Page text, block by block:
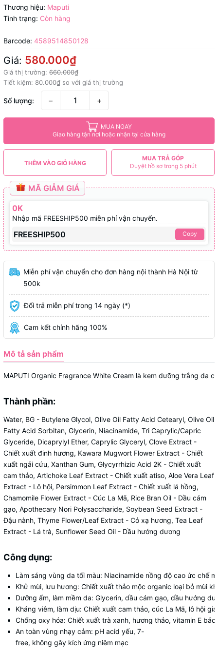
Thương hiệu: Maputi
Tình trạng: Còn hàng
Barcode: 4589514850128
Giá: 580.000₫
Giá thị trường: 660.000₫
Tiết kiệm: 80.000₫ so với giá thị trường
Số lượng: − +
MUA NGAY
Giao hàng tận nơi hoặc nhận tại cửa hàng
THÊM VÀO GIỎ HÀNG
MUA TRẢ GÓP
Duyệt hồ sơ trong 5 phút
MÃ GIẢM GIÁ
0K
Nhập mã FREESHIP500 miễn phí vận chuyển.
FREESHIP500 Copy
Miễn phí vận chuyển cho đơn hàng nội thành Hà Nội từ
500k
Đổi trả miễn phí trong 14 ngày (*)
Cam kết chính hãng 100%
Mô tả sản phẩm
MAPUTI Organic Fragrance White Cream là kem dưỡng trắng da
Thành phần:
Water, BG - Butylene Glycol, Olive Oil Fatty Acid Cetearyl, Olive Oil
Fatty Acid Sorbitan, Glycerin, Niacinamide, Tri Caprylic/Capric
Glyceride, Dicaprylyl Ether, Caprylic Glyceryl, Clove Extract -
Chiết xuất đinh hương, Kawara Mugwort Flower Extract - Chiết
xuất ngải cứu, Xanthan Gum, Glycyrrhizic Acid 2K - Chiết xuất
cam thảo, Artichoke Leaf Extract - Chiết xuất atiso, Aloe Vera Leaf
Extract - Lô hội, Persimmon Leaf Extract - Chiết xuất lá hồng,
Chamomile Flower Extract - Cúc La Mã, Rice Bran Oil - Dầu cám
gạo, Apothecary Nori Polysaccharide, Soybean Seed Extract -
Đậu nành, Thyme Flower/Leaf Extract - Cỏ xạ hương, Tea Leaf
Extract - Lá trà, Sunflower Seed Oil - Dầu hướng dương
Công dụng:
Làm sáng vùng da tối màu: Niacinamide nồng độ cao ức chế
Khử mùi, lưu hương: Chiết xuất thảo mộc organic loại bỏ mùi
Dưỡng ẩm, làm mềm da: Glycerin, dầu cám gạo, dầu hướng
Kháng viêm, làm dịu: Chiết xuất cam thảo, cúc La Mã, lô hội
Chống oxy hóa: Chiết xuất trà xanh, hương thảo, vitamin E bảo
An toàn vùng nhạy cảm: pH acid yếu, 7-
free, không gây kích ứng niêm mạc